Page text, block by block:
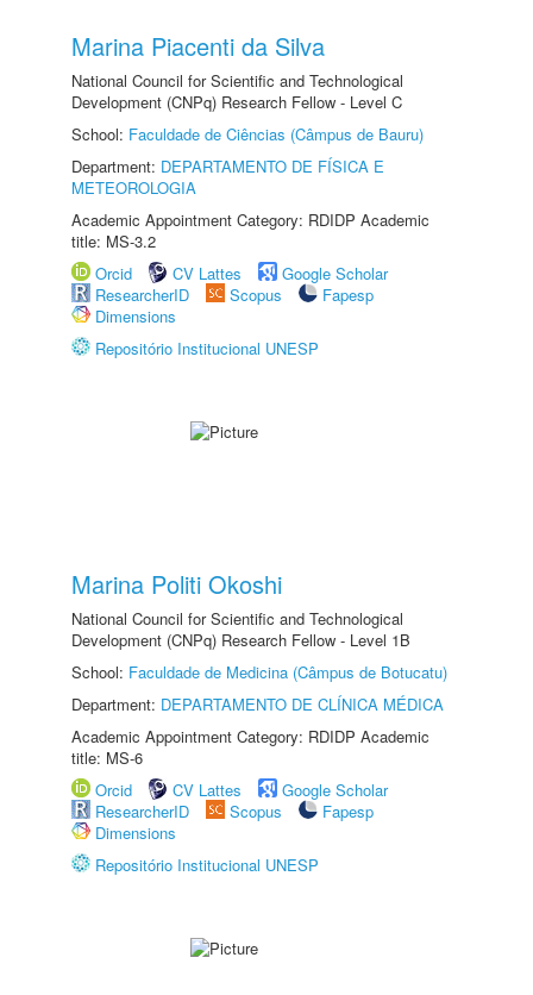
Marina Piacenti da Silva
National Council for Scientific and Technological
Development (CNPq) Research Fellow - Level C
School: Faculdade de Ciências (Câmpus de Bauru)
Department: DEPARTAMENTO DE FÍSICA E
METEOROLOGIA
Academic Appointment Category: RDIDP Academic
title: MS-3.2
Orcid
CV Lattes
Google Scholar
ResearcherID
Scopus
Fapesp
Dimensions
Repositório Institucional UNESP
Marina Politi Okoshi
National Council for Scientific and Technological
Development (CNPq) Research Fellow - Level 1B
School: Faculdade de Medicina (Câmpus de Botucatu)
Department: DEPARTAMENTO DE CLÍNICA MÉDICA
Academic Appointment Category: RDIDP Academic
title: MS-6
Orcid
CV Lattes
Google Scholar
ResearcherID
Scopus
Fapesp
Dimensions
Repositório Institucional UNESP